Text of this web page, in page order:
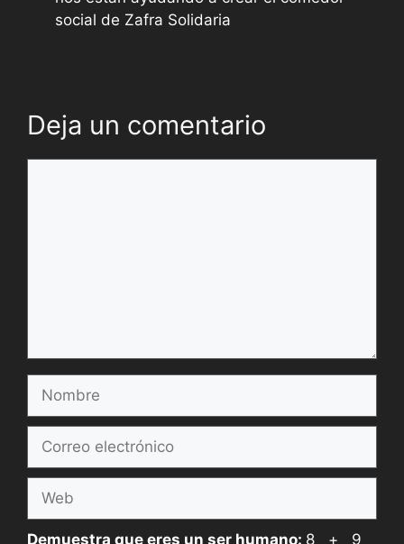
social de Zafra Solidaria
Deja un comentario
electrónico
Demuestra que eres un ser humano: 8 + 9